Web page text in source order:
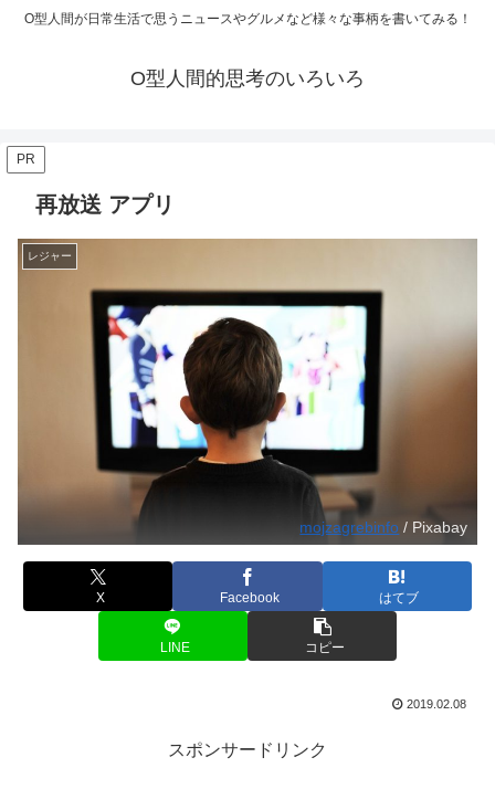
O型人間が日常生活で思うニュースやグルメなど様々な事柄を書いてみる！
O型人間的思考のいろいろ
PR
再放送 アプリ
レジャー
mojzagrebinfo / Pixabay
X Facebook はてブ
LINE コピー
2019.02.08
スポンサードリンク